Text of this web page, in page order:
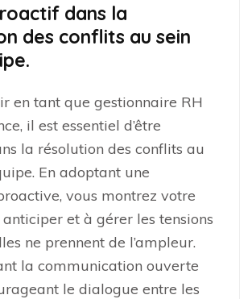
dans la
des conflits au sein
en tant que gestionnaire RH
il est essentiel d’être
la résolution des conflits au
En adoptant une
vous montrez votre
et à gérer les tensions
ne prennent de l’ampleur.
la communication ouverte
le dialogue entre les